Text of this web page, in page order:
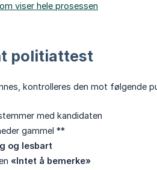
viser hele prosessen
politiattest
kontrolleres den mot følgende
med kandidaten
gammel **
og lesbart
«Intet å bemerke»